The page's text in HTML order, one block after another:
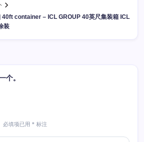
40ft container – ICL GROUP 40英尺集装箱 ICL
装
个。
必填项已用 * 标注